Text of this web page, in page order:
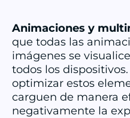
Animaciones y
que todas las
imágenes se
todos los
optimizar estos
carguen de manera
negativamente la